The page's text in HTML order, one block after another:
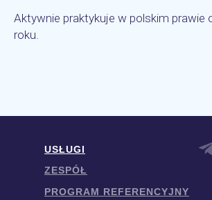
Aktywnie praktykuje w polskim prawie
roku.
ZESPÓŁ
PROGRAM REFERENCYJNY
USŁUGI